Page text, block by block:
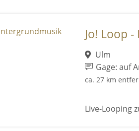
Jo! Loop
Ulm
Gage: auf
ca. 27 km
Live-Looping